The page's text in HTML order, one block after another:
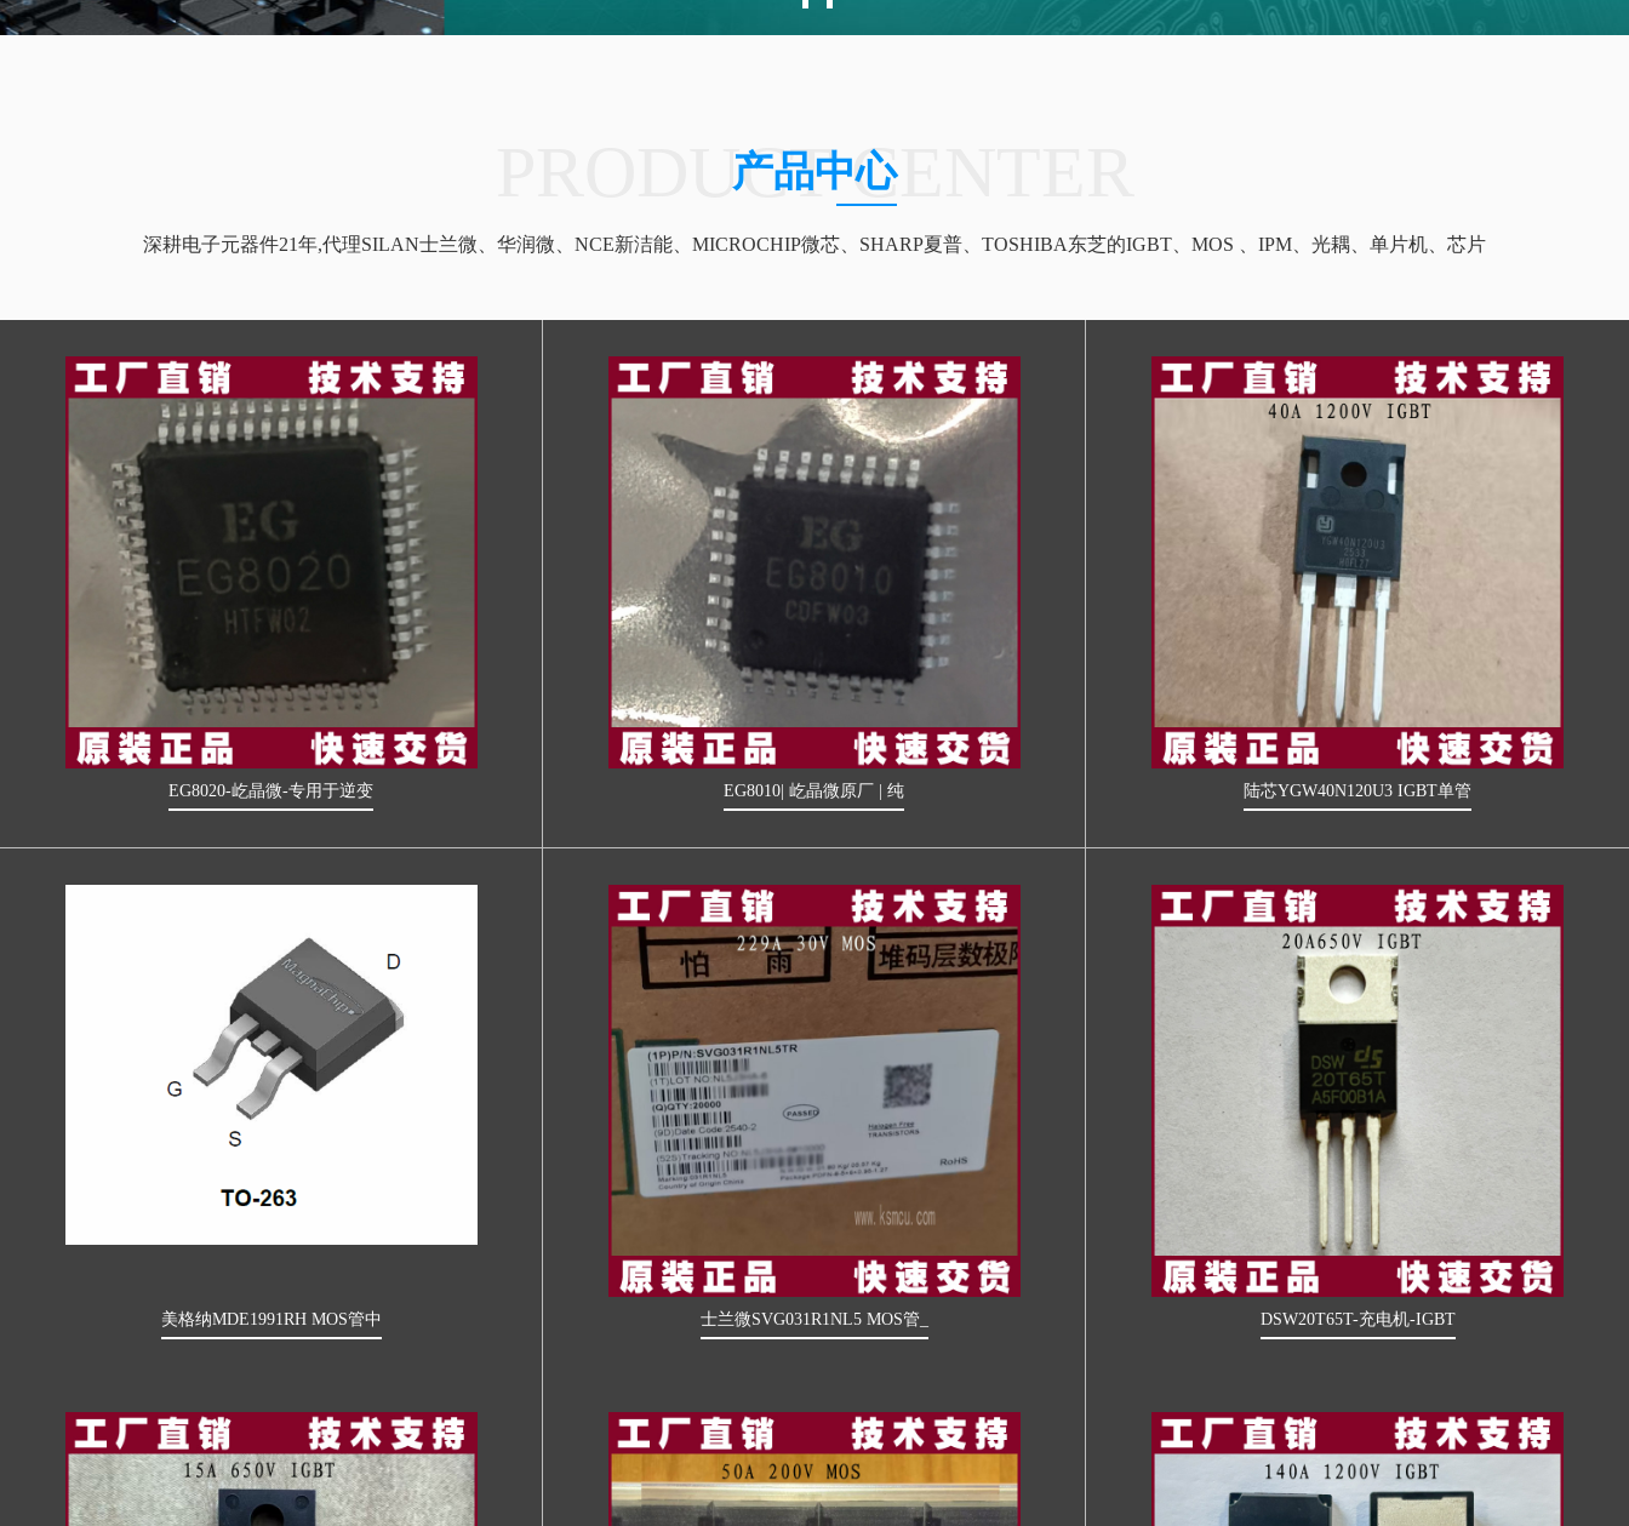
PRODUCT CENTER
产品中心
深耕电子元器件21年,代理SILAN士兰微、华润微、NCE新洁能、MICROCHIP微芯、SHARP夏普、TOSHIBA东芝的IGBT、MOS 、IPM、光耦、单片机、芯片
EG8020-屹晶微-专用于逆变 EG8010| 屹晶微原厂 | 纯 陆芯YGW40N120U3 IGBT单管
美格纳MDE1991RH MOS管中 士兰微SVG031R1NL5 MOS管_ DSW20T65T-充电机-IGBT